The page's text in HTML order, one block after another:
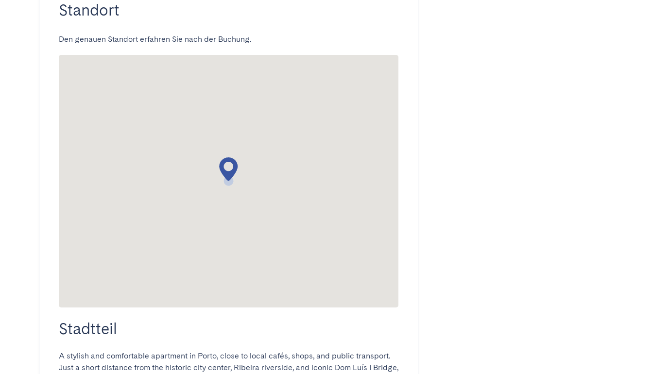
Standort
Den genauen Standort erfahren Sie nach der Buchung.
Stadtteil
A stylish and comfortable apartment in Porto, close to local cafés, shops, and public transport.
Just a short distance from the historic city center, Ribeira riverside, and iconic Dom Luís I Bridge,